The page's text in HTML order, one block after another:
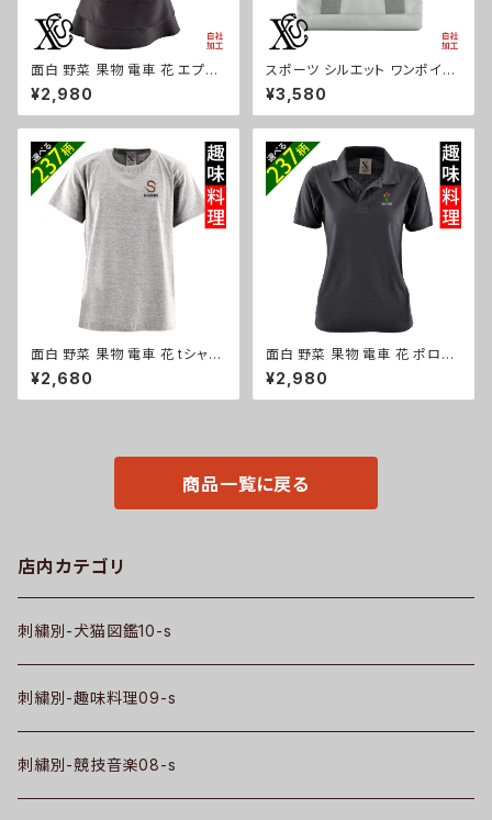
面白 野菜 果物 電車 花 エプロ
ン リアル 刺繍 プレゼント ワン
ポイント ワンピース レディース
撥水加工 おしゃれ かわいい フ
の日 保育士 カフェ サロン 黒
柄 グッズ ori-a-tao13-b09-s
¥2,980
スポーツ シルエット ワンポイン
ト 刺繍 オリジナル 仕分け上手
ミニトートバッグ レディース 仕
切り 便利 トートバック メンズ グ
日 母の日 プレゼントギフト 卒
業 記念品 部活 卒団 サッカー
バスケ テニス 誕生日 ori-a-ba
g25-g08-s
¥3,580
面白 野菜 果物 電車 花 tシャツ
リアル 刺繍 プレゼント 5.6oz
オリジナル 半袖 Tシャツ メンズ
ワンポイント ロゴ おしゃれ 無
¥2,680
面白 野菜 果物 電車 花 ポロシ
ャツ リアル 刺繍 プレゼント 半
袖 レディース オリジナル 無地
ワンポイント ロゴ おしゃれ ゴル
¥2,980
商品一覧に戻る
店内カテゴリ
刺繍別-犬猫図鑑10-s
刺繍別-趣味料理09-s
刺繍別-競技音楽08-s